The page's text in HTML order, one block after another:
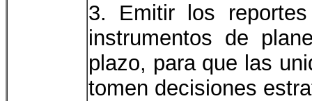
3. Emitir los
instrumentos de
plazo, para que las
tomen decisiones